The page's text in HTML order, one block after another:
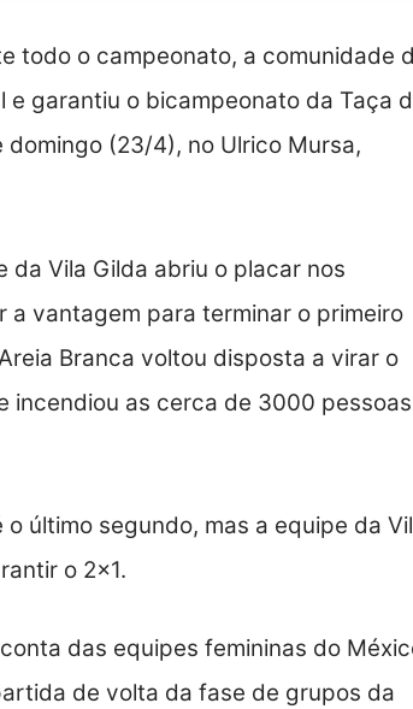
todo o campeonato, a comunidade
e garantiu o bicampeonato da Taça
(23/4), no Ulrico Mursa,
da Vila Gilda abriu o placar nos
a vantagem para terminar o primeiro
Branca voltou disposta a virar o
incendiou as cerca de 3000 pessoas
último segundo, mas a equipe da
o 2×1.
das equipes femininas do
de volta da fase de grupos da